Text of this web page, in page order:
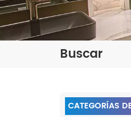
Buscar
CATEGORÍAS